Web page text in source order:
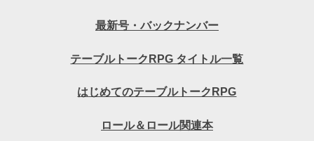
最新号・バックナンバー
テーブルトークRPG タイトル一覧
はじめてのテーブルトークRPG
ロール＆ロール関連本